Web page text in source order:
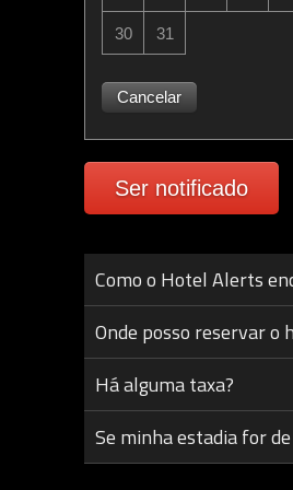
30 31
Cancelar
Ser notificado
Como o Hotel Alerts
Onde posso reservar o
Há alguma taxa?
Se minha estadia for